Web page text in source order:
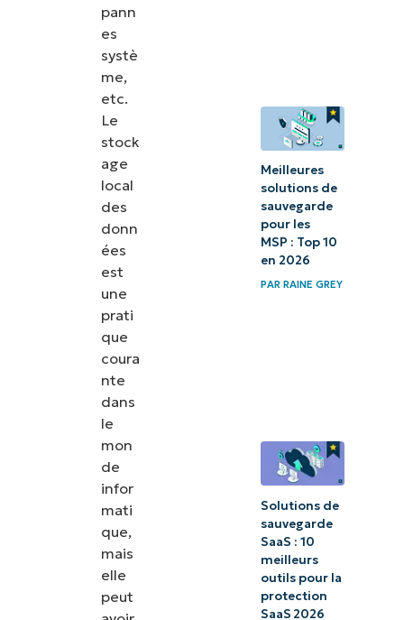
pann
es
systè
me,
etc.
Le
stock
age
local
des
donn
ées
est
une
prati
que
coura
nte
dans
le
mon
de
infor
mati
que,
mais
elle
peut
Meilleures
solutions de
sauvegarde
pour les
MSP : Top 10
en 2026
PARRAINE GREY
Solutions de
sauvegarde
SaaS : 10
meilleurs
outils pour la
protection
SaaS 2026